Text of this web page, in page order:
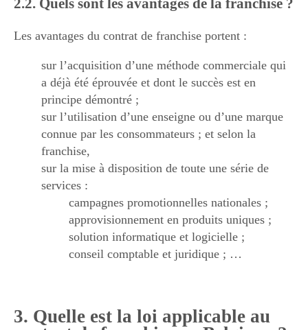
Les avantages du contrat de franchise portent :
sur l’acquisition d’une méthode commerciale qui
a déjà été éprouvée et dont le succès est en
principe démontré ;
sur l’utilisation d’une enseigne ou d’une marque
connue par les consommateurs ; et selon la
franchise,
sur la mise à disposition de toute une série de
services :
campagnes promotionnelles nationales ;
approvisionnement en produits uniques ;
solution informatique et logicielle ;
conseil comptable et juridique ; …
3. Quelle est la loi applicable au